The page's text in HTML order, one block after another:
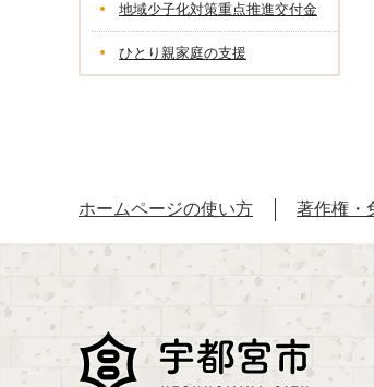
地域少子化対策重点推進交付金
ひとり親家庭の支援
ホームページの使い方 著作権・